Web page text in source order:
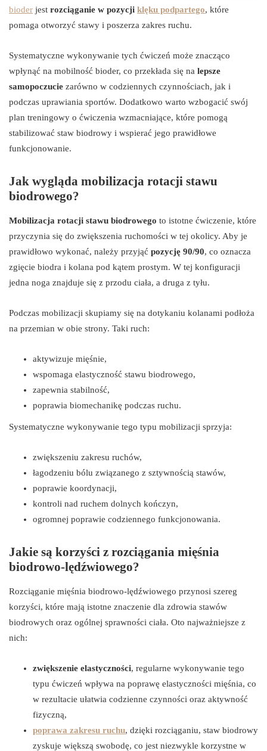
bioder jest rozciąganie w pozycji klęku podpartego, które
pomaga otworzyć stawy i poszerza zakres ruchu.
Systematyczne wykonywanie tych ćwiczeń może znacząco
wpłynąć na mobilność bioder, co przekłada się na lepsze
samopoczucie zarówno w codziennych czynnościach, jak i
podczas uprawiania sportów. Dodatkowo warto wzbogacić swój
plan treningowy o ćwiczenia wzmacniające, które pomogą
stabilizować staw biodrowy i wspierać jego prawidłowe
funkcjonowanie.
Jak wygląda mobilizacja rotacji stawu
biodrowego?
Mobilizacja rotacji stawu biodrowego to istotne ćwiczenie, które
przyczynia się do zwiększenia ruchomości w tej okolicy. Aby je
prawidłowo wykonać, należy przyjąć pozycję 90/90, co oznacza
zgięcie biodra i kolana pod kątem prostym. W tej konfiguracji
jedna noga znajduje się z przodu ciała, a druga z tyłu.
Podczas mobilizacji skupiamy się na dotykaniu kolanami podłoża
na przemian w obie strony. Taki ruch:
aktywizuje mięśnie,
wspomaga elastyczność stawu biodrowego,
zapewnia stabilność,
poprawia biomechanikę podczas ruchu.
Systematyczne wykonywanie tego typu mobilizacji sprzyja:
zwiększeniu zakresu ruchów,
łagodzeniu bólu związanego z sztywnością stawów,
poprawie koordynacji,
kontroli nad ruchem dolnych kończyn,
ogromnej poprawie codziennego funkcjonowania.
Jakie są korzyści z rozciągania mięśnia
biodrowo-lędźwiowego?
Rozciąganie mięśnia biodrowo-lędźwiowego przynosi szereg
korzyści, które mają istotne znaczenie dla zdrowia stawów
biodrowych oraz ogólnej sprawności ciała. Oto najważniejsze z
nich:
zwiększenie elastyczności, regularne wykonywanie tego
typu ćwiczeń wpływa na poprawę elastyczności mięśnia, co
w rezultacie ułatwia codzienne czynności oraz aktywność
fizyczną,
poprawa zakresu ruchu, dzięki rozciąganiu, staw biodrowy
zyskuje większą swobodę, co jest niezwykle korzystne w